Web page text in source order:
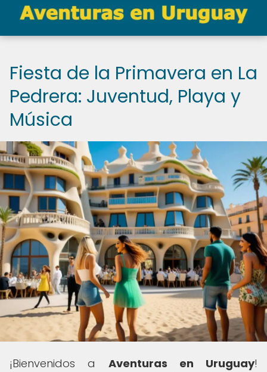
Fiesta de la Primavera en La
Pedrera: Juventud, Playa y
Música
¡Bienvenidos a Aventuras en Uruguay!